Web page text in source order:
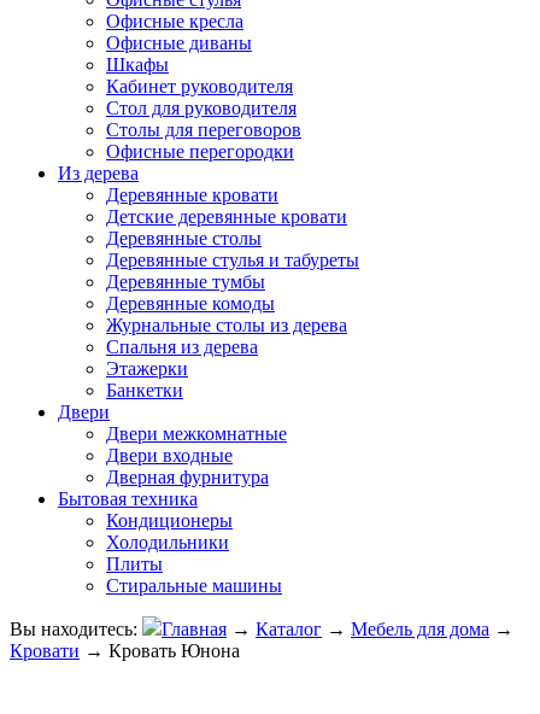
Офисные кресла
Офисные диваны
Шкафы
Кабинет руководителя
Стол для руководителя
Столы для переговоров
Офисные перегородки
Из дерева
Деревянные кровати
Детские деревянные кровати
Деревянные столы
Деревянные стулья и табуреты
Деревянные тумбы
Деревянные комоды
Журнальные столы из дерева
Спальня из дерева
Этажерки
Банкетки
Двери
Двери межкомнатные
Двери входные
Дверная фурнитура
Бытовая техника
Кондиционеры
Холодильники
Плиты
Стиральные машины
Вы находитесь: Главная → Каталог → Мебель для дома →
Кровати → Кровать Юнона